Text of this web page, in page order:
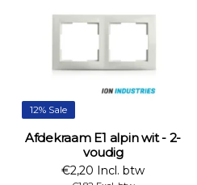
12% Sale
Afdekraam E1 alpin wit - 2-
voudig
€2,20 Incl. btw